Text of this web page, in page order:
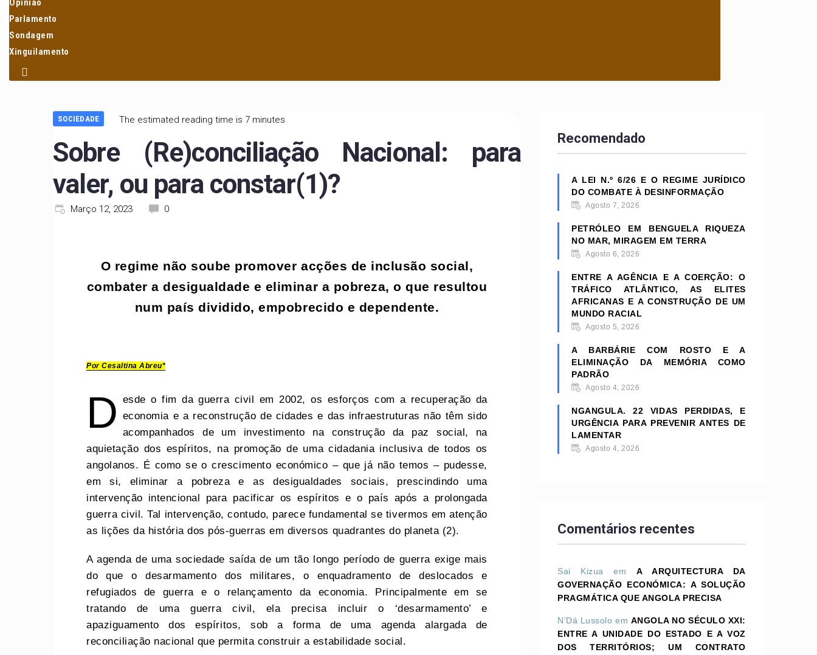
Opinião
Parlamento
Sondagem
Xinguilamento
SOCIEDADE The estimated reading time is 7 minutes
Sobre (Re)conciliação Nacional: para
valer, ou para constar(1)?
Março 12, 2023 0
O regime não soube promover acções de inclusão social,
combater a desigualdade e eliminar a pobreza, o que resultou
num país dividido, empobrecido e dependente.
Por Cesaltina Abreu*
D esde o fim da guerra civil em 2002, os esforços com a recuperação da
economia e a reconstrução de cidades e das infraestruturas não têm sido
acompanhados de um investimento na construção da paz social, na
aquietação dos espíritos, na promoção de uma cidadania inclusiva de todos os
angolanos. É como se o crescimento económico – que já não temos – pudesse,
em si, eliminar a pobreza e as desigualdades sociais, prescindindo uma
intervenção intencional para pacificar os espíritos e o país após a prolongada
guerra civil. Tal intervenção, contudo, parece fundamental se tivermos em atenção
as lições da história dos pós-guerras em diversos quadrantes do planeta (2).
A agenda de uma sociedade saída de um tão longo período de guerra exige mais
do que o desarmamento dos militares, o enquadramento de deslocados e
refugiados de guerra e o relançamento da economia. Principalmente em se
tratando de uma guerra civil, ela precisa incluir o ‘desarmamento’ e
apaziguamento dos espíritos, sob a forma de uma agenda alargada de
reconciliação nacional que permita construir a estabilidade social.
Recomendado
A LEI N.º 6/26 E O REGIME JURÍDICO
DO COMBATE À DESINFORMAÇÃO
Agosto 7, 2026
PETRÓLEO EM BENGUELA RIQUEZA
NO MAR, MIRAGEM EM TERRA
Agosto 6, 2026
ENTRE A AGÊNCIA E A COERÇÃO: O
TRÁFICO ATLÂNTICO, AS ELITES
AFRICANAS E A CONSTRUÇÃO DE UM
MUNDO RACIAL
Agosto 5, 2026
A BARBÁRIE COM ROSTO E A
ELIMINAÇÃO DA MEMÓRIA COMO
PADRÃO
Agosto 4, 2026
NGANGULA. 22 VIDAS PERDIDAS, E
URGÊNCIA PARA PREVENIR ANTES DE
LAMENTAR
Agosto 4, 2026
Comentários recentes
Sai Kizua emA ARQUITECTURA DA
GOVERNAÇÃO ECONÓMICA: A SOLUÇÃO
PRAGMÁTICA QUE ANGOLA PRECISA
N'Dá Lussolo em ANGOLA NO SÉCULO XXI:
ENTRE A UNIDADE DO ESTADO E A VOZ
DOS TERRITÓRIOS; UM CONTRATO